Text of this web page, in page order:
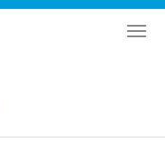
Toggle